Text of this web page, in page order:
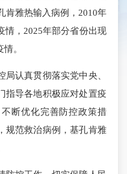
肯雅热输入病例，2010年
情，2025年部分省份出现
。
认真贯彻落实党中央、
指导各地积极应对处置疫
断优化完善防控政策措
规范救治病例，基孔肯雅